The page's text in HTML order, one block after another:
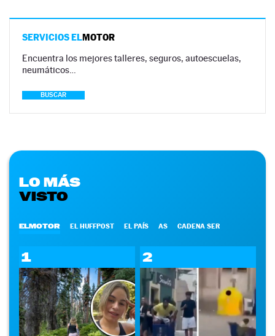
SERVICIOS ELMOTOR
Encuentra los mejores talleres, seguros, autoescuelas,
neumáticos…
BUSCAR
LO MÁS
VISTO
ELMOTOR EL HUFFPOST EL PAÍS AS CADENA SER
1 2